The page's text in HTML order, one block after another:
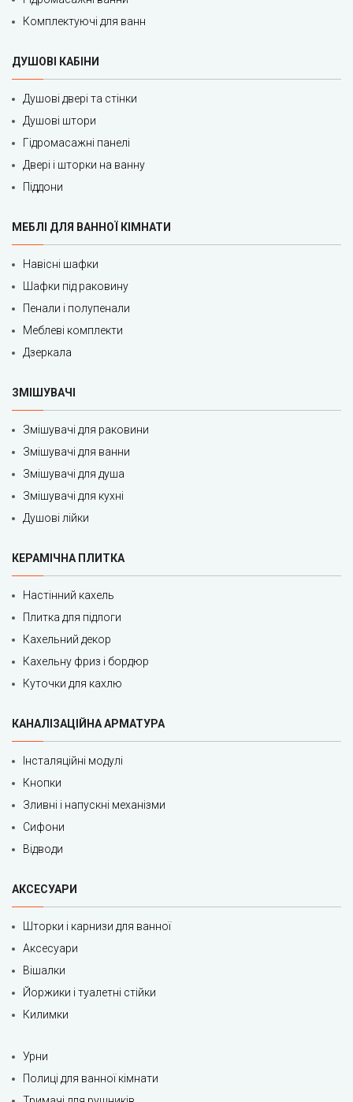
Комплектуючі для ванн
ДУШОВІ КАБІНИ
Душові двері та стінки
Душові штори
Гідромасажні панелі
Двері і шторки на ванну
Піддони
МЕБЛІ ДЛЯ ВАННОЇ КІМНАТИ
Навісні шафки
Шафки під раковину
Пенали і полупенали
Меблеві комплекти
Дзеркала
ЗМІШУВАЧІ
Змішувачі для раковини
Змішувачі для ванни
Змішувачі для душа
Змішувачі для кухні
Душові лійки
КЕРАМІЧНА ПЛИТКА
Настінний кахель
Плитка для підлоги
Кахельний декор
Кахельну фриз і бордюр
Куточки для кахлю
КАНАЛІЗАЦІЙНА АРМАТУРА
Інсталяційні модулі
Кнопки
Зливні і напускні механізми
Сифони
Відводи
АКСЕСУАРИ
Шторки і карнизи для ванної
Аксесуари
Вішалки
Йоржики і туалетні стійки
Килимки
Урни
Полиці для ванної кімнати